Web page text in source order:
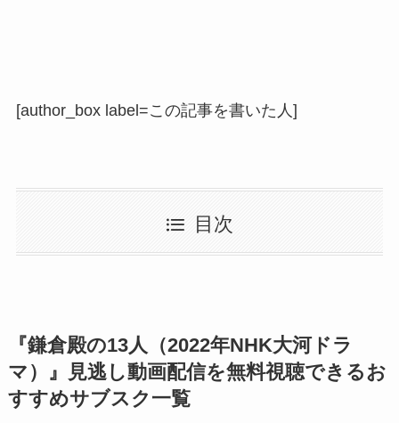
[author_box label=この記事を書いた人]
目次
『鎌倉殿の13人（2022年NHK大河ドラ
マ）』見逃し動画配信を無料視聴できるお
すすめサブスク一覧